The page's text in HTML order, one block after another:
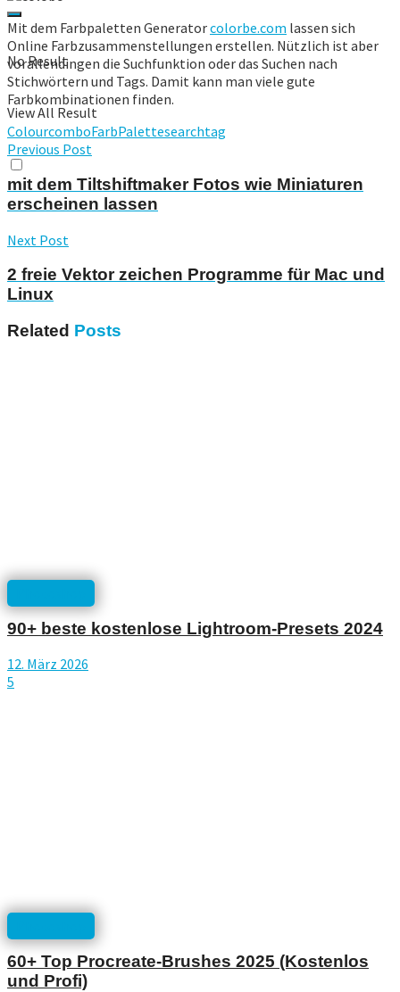
No Result
View All Result
Mit dem Farbpaletten Generatorcolorbe.com lassen sich
Online Farbzusammenstellungen erstellen. Nützlich ist aber
vorallendingen die Suchfunktion oder das Suchen nach
Stichwörtern und Tags. Damit kann man viele gute
Farbkombinationen finden.
ColourcomboFarbPalettesearchtag
Previous Post
mit dem Tiltshiftmaker Fotos wie Miniaturen
erscheinen lassen
Next Post
2 freie Vektor zeichen Programme für Mac und
Linux
Related Posts
90+ beste kostenlose Lightroom-Presets 2024
12. März 2026
5
60+ Top Procreate-Brushes 2025 (Kostenlos
und Profi)